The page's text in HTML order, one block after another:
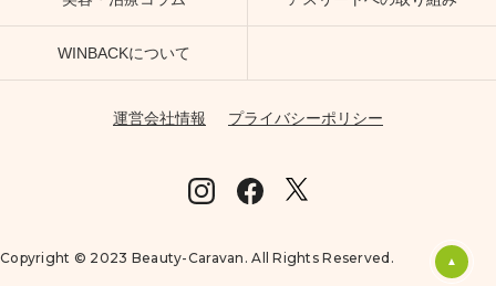
WINBACKについて
運営会社情報 プライバシーポリシー
Copyright © 2023 Beauty-Caravan. All Rights Reserved.